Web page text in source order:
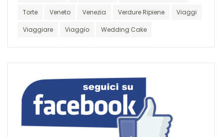
Torte Veneto Venezia Verdure Ripiene Viaggi
Viaggiare Viaggio Wedding Cake